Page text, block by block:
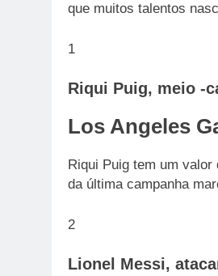
que muitos talentos
1
Riqui Puig, meio -
Los Angeles
Riqui Puig tem um
da última campanha
2
Lionel Messi,